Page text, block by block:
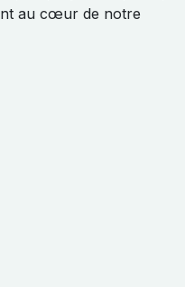
au cœur de notre